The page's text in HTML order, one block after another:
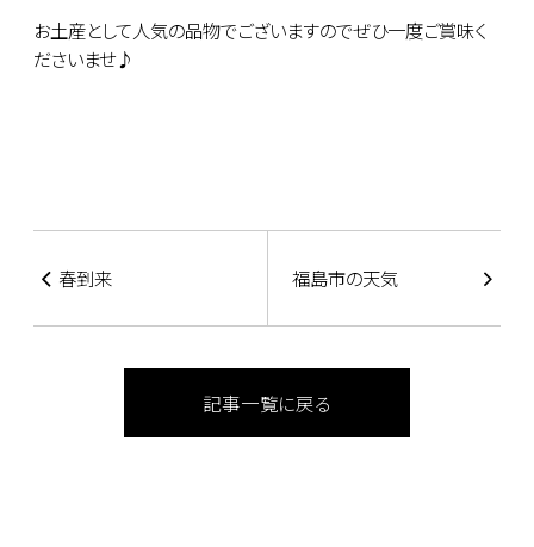
お土産として人気の品物でございますのでぜひ一度ご賞味く
ださいませ♪
春到来 福島市の天気
記事一覧に戻る